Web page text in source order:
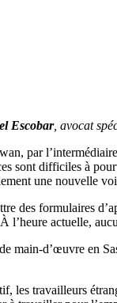
Escobar, avocat
par
sont difficiles à
une nouvelle
des formulaires
l’heure actuelle,
main-d’œuvre en
les travailleurs